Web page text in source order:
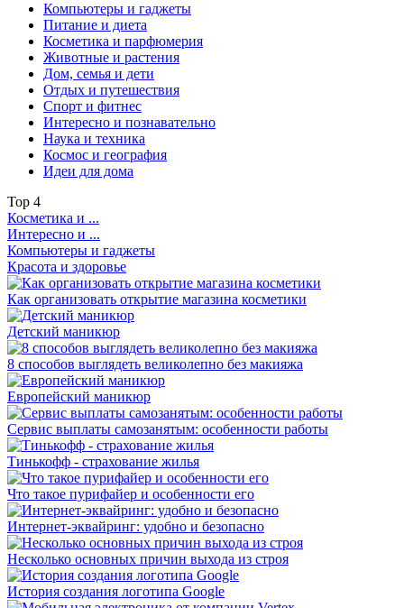
Компьютеры и гаджеты
Питание и диета
Косметика и парфюмерия
Животные и растения
Дом, семья и дети
Отдых и путешествия
Спорт и фитнес
Интересно и познавательно
Наука и техника
Космос и география
Идеи для дома
Top 4
Косметика и ...
Интересно и ...
Компьютеры и гаджеты
Красота и здоровье
Как организовать открытие магазина косметики
Детский маникюр
8 способов выглядеть великолепно без макияжа
Европейский маникюр
Сервис выплаты самозанятым: особенности работы
Тинькофф - страхование жилья
Что такое пурифайер и особенности его
Интернет-эквайринг: удобно и безопасно
Несколько основных причин выхода из строя
История создания логотипа Google